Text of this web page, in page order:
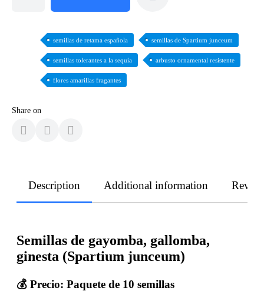
semillas de retama española semillas de Spartium junceum
semillas tolerantes a la sequía arbusto ornamental resistente
flores amarillas fragantes
Share on
Description Additional information
Semillas de gayomba, gallomba,
ginesta (Spartium junceum)
💰 Precio: Paquete de 10 semillas